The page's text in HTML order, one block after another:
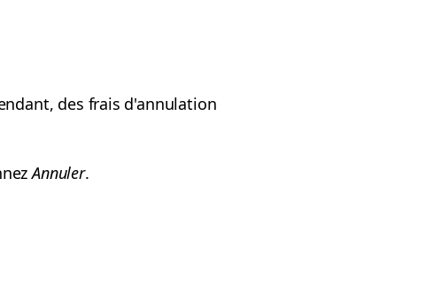
des frais d'annulation
Annuler.